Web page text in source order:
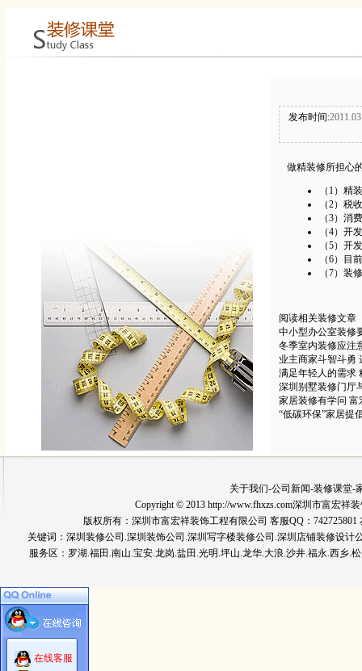
发布时间:
做精装修所担心
（1）精
（2）税
（3）消
（4）开
（5）开
（6）目
（7）装
阅读相关装修文章
中小型办公室装修
冬季室内装修应注
业主商家斗智斗勇
满足年轻人的需求
深圳别墅装修门厅
家居装修有学问
“低碳环保”家居提
关于我们-公司新闻-装修课堂-
Copyright © 2013 http://www.fhxzs.com深圳市富宏祥
版权所有：深圳市富宏祥装饰工程有限公司 客服QQ：742725801
关键词： 深圳装修公司 .深圳装饰公司.深圳写字楼装修公司.深圳店铺装修设
服务区：罗湖.福田.南山.宝安.龙岗.盐田.光明.坪山.龙华.大浪.沙井.福永.西乡.
在线客服